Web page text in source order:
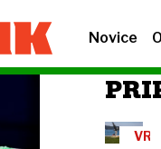
Novice